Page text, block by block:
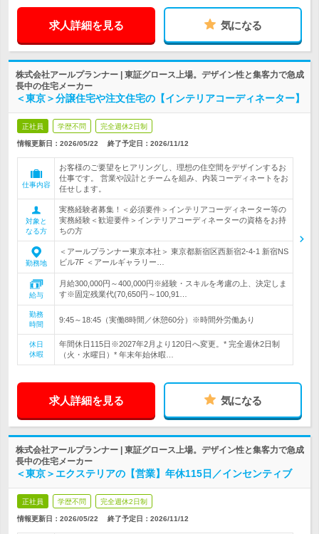
求人詳細を見る 気になる
株式会社アールプランナー | 東証グロース上場。デザイン性と集客力で急成
長中の住宅メーカー
＜東京＞分譲住宅や注文住宅の【インテリアコーディネーター】
正社員 学歴不問 完全週休2日制
情報更新日：2026/05/22 終了予定日： 2026/11/12
仕事内容
お客様のご要望をヒアリングし、理想の住空間をデザインするお
仕事です。 営業や設計とチームを組み、内装コーディネートをお
任せします。
対象と
なる方
実務経験者募集！＜必須要件＞インテリアコーディネーター等の
実務経験＜歓迎要件＞インテリアコーディネーターの資格をお持
ちの方
勤務地
＜アールプランナー東京本社＞ 東京都新宿区西新宿2-4-1 新宿NS
ビル7F ＜アールギャラリー…
給与
月給300,000円～400,000円※経験・スキルを考慮の上、決定しま
す※固定残業代(70,650円～100,91…
勤務
時間
9:45～18:45（実働8時間／休憩60分）※時間外労働あり
休日
休暇
年間休日115日※2027年2月より120日へ変更。* 完全週休2日制
（火・水曜日）* 年末年始休暇…
求人詳細を見る 気になる
株式会社アールプランナー | 東証グロース上場。デザイン性と集客力で急成
長中の住宅メーカー
＜東京＞エクステリアの【営業】年休115日／インセンティブ
正社員 学歴不問 完全週休2日制
情報更新日：2026/05/22 終了予定日： 2026/11/12